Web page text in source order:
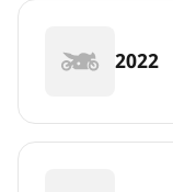
2022